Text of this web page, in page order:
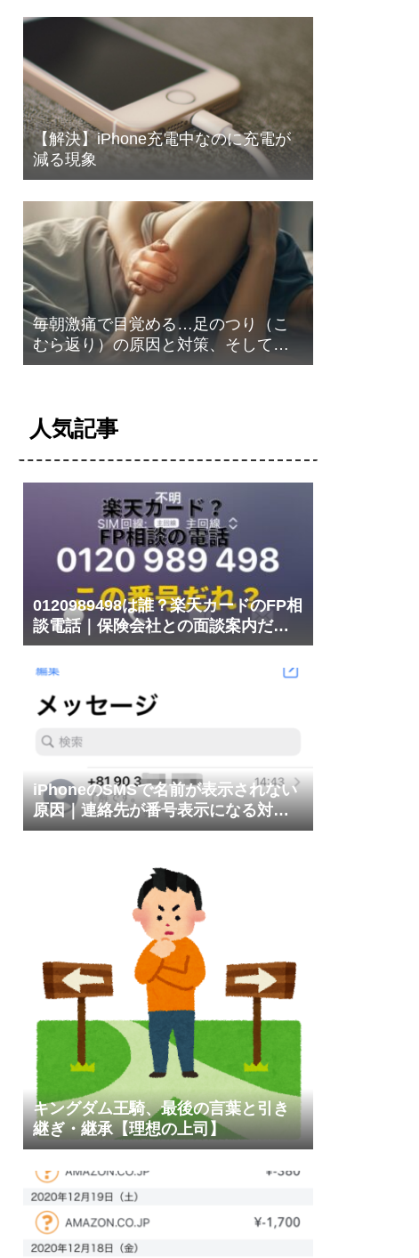
【解決】iPhone充電中なのに充電が
減る現象
毎朝激痛で目覚める…足のつり（こ
むら返り）の原因と対策、そして意
外な盲点とは？
人気記事
0120989498は誰？楽天カードのFP相
談電話｜保険会社との面談案内だっ
た
iPhoneのSMSで名前が表示されない
原因｜連絡先が番号表示になる対処
法
キングダム王騎、最後の言葉と引き
継ぎ・継承【理想の上司】